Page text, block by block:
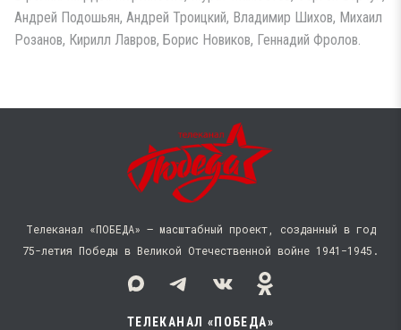
Андрей Подошьян, Андрей Троицкий, Владимир Шихов, Михаил
Розанов, Кирилл Лавров, Борис Новиков, Геннадий Фролов.
Телеканал «ПОБЕДА» — масштабный проект, созданный в год
75-летия Победы в Великой Отечественной войне 1941−1945.
ТЕЛЕКАНАЛ «ПОБЕДА»